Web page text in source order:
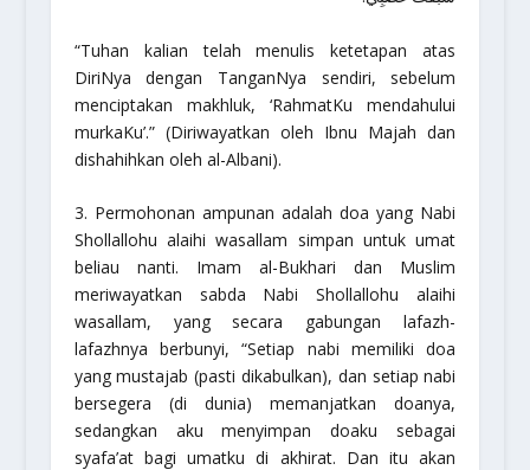
“Tuhan kalian telah menulis ketetapan atas
DiriNya dengan TanganNya sendiri, sebelum
menciptakan makhluk, ‘RahmatKu mendahului
murkaKu’.”(Diriwayatkan oleh Ibnu Majah dan
dishahihkan oleh al-Albani).
3. Permohonan ampunan adalah doa yang Nabi
Shollallohu alaihi wasallam simpan untuk umat
beliau nanti. Imam al-Bukhari dan Muslim
meriwayatkan sabda Nabi Shollallohu alaihi
wasallam, yang secara gabungan lafazh-
lafazhnya berbunyi, “Setiap nabi memiliki doa
yang mustajab (pasti dikabulkan), dan setiap nabi
bersegera (di dunia) memanjatkan doanya,
sedangkan aku menyimpan doaku sebagai
syafa’at bagi umatku di akhirat. Dan itu akan